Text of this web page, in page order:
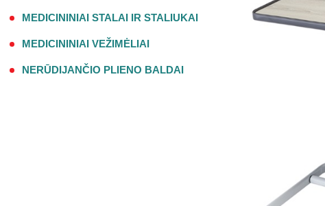
MEDICININIAI STALAI IR STALIUKAI
MEDICININIAI VEŽIMĖLIAI
NERŪDIJANČIO PLIENO BALDAI